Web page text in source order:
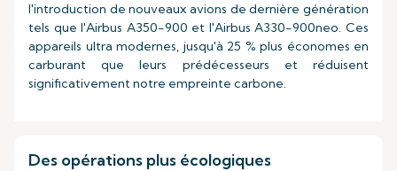
l'introduction de nouveaux avions de dernière génération
tels que l'Airbus A350-900 et l'Airbus A330-900neo. Ces
appareils ultra modernes, jusqu'à 25 % plus économes en
carburant que leurs prédécesseurs et réduisent
significativement notre empreinte carbone.
Des opérations plus écologiques